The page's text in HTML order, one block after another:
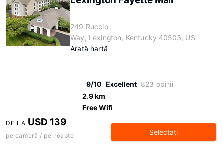
249 Ruccio
Way, Lexington, Kentucky 40503, US
Arată hartă
9/10 Excellent 823 opinii
2.9 km
Free Wifi
DE LA USD 139
pe cameră / pe noapte Selectaţi